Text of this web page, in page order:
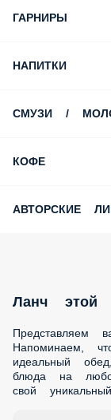
ГАРНИРЫ
НАПИТКИ
СМУЗИ /
КОФЕ
АВТОРСКИЕ
Ланч этой
Представляем
вы можете сами
есть
шанс создать